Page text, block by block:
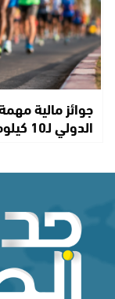
جوائز مالية
الدولي لـ10 كيلومترات